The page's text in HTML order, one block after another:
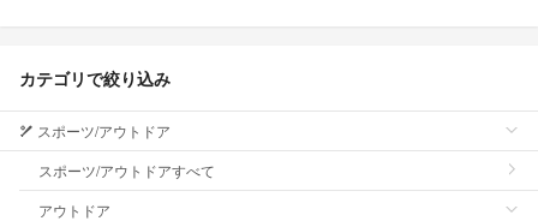
カテゴリで絞り込み
スポーツ/アウトドア
スポーツ/アウトドアすべて
アウトドア